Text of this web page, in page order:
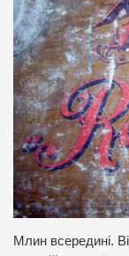
Млин всередині.